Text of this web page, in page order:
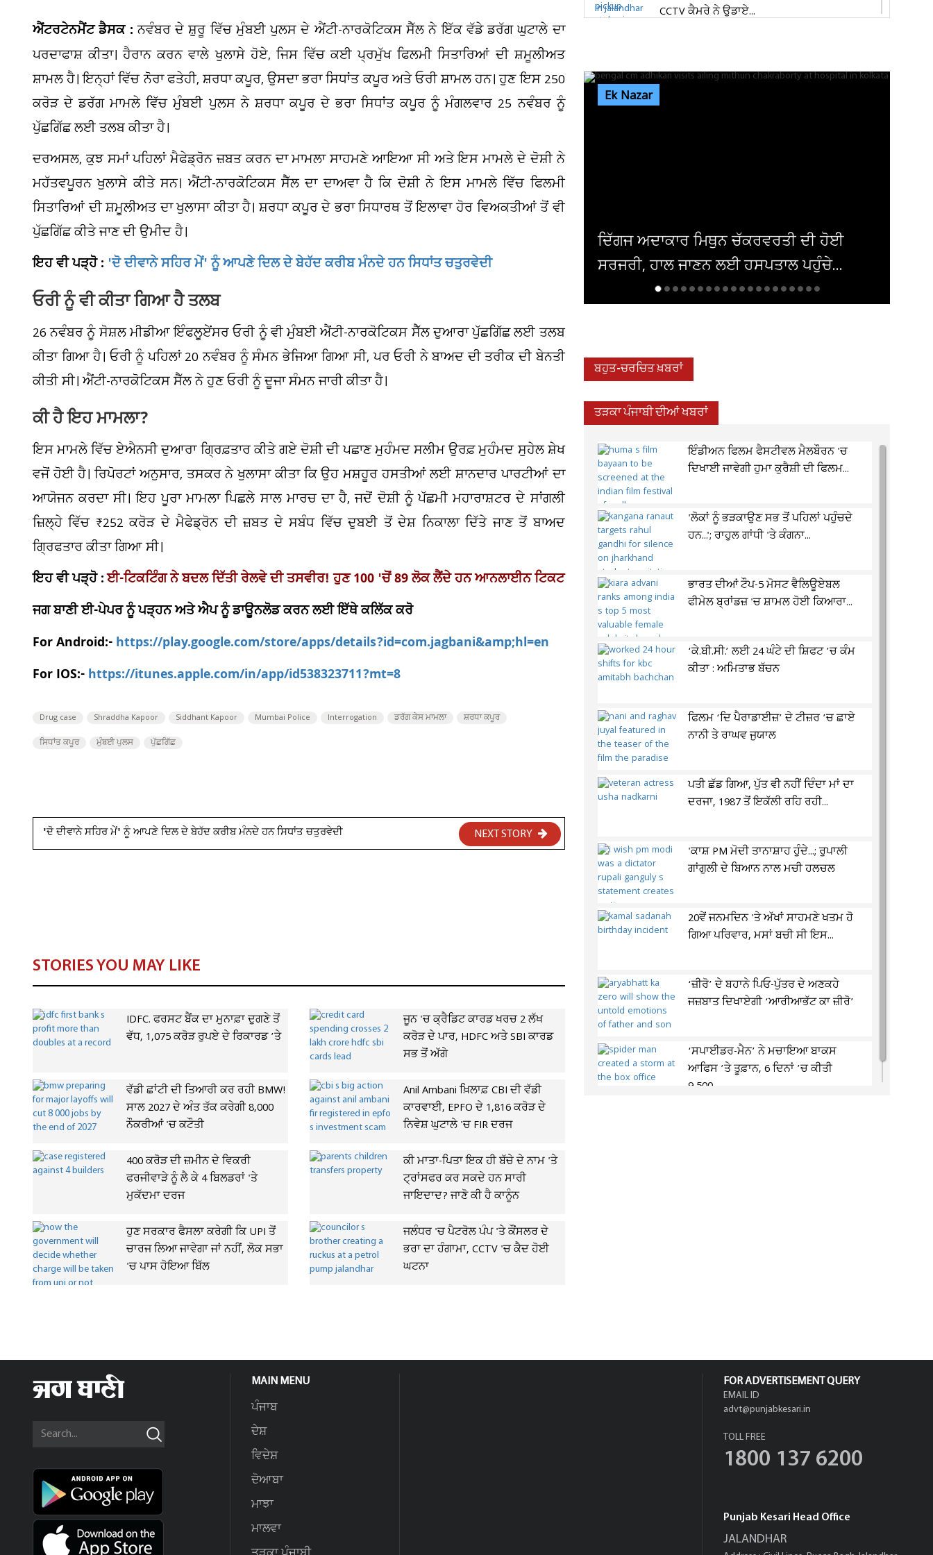
ਐਂਟਰਟੇਨਮੈਂਟ ਡੈਸਕ : ਨਵੰਬਰ ਦੇ ਸ਼ੁਰੂ ਵਿੱਚ ਮੁੰਬਈ ਪੁਲਸ ਦੇ ਐਂਟੀ-ਨਾਰਕੋਟਿਕਸ ਸੈੱਲ ਨੇ ਇੱਕ ਵੱਡੇ ਡਰੱਗ ਘੁਟਾਲੇ ਦਾ
ਪਰਦਾਫਾਸ਼ ਕੀਤਾ। ਹੈਰਾਨ ਕਰਨ ਵਾਲੇ ਖੁਲਾਸੇ ਹੋਏ, ਜਿਸ ਵਿੱਚ ਕਈ ਪ੍ਰਮੁੱਖ ਫਿਲਮੀ ਸਿਤਾਰਿਆਂ ਦੀ ਸ਼ਮੂਲੀਅਤ
ਸ਼ਾਮਲ ਹੈ। ਇਨ੍ਹਾਂ ਵਿੱਚ ਨੋਰਾ ਫਤੇਹੀ, ਸ਼ਰਧਾ ਕਪੂਰ, ਉਸਦਾ ਭਰਾ ਸਿਧਾਂਤ ਕਪੂਰ ਅਤੇ ਓਰੀ ਸ਼ਾਮਲ ਹਨ। ਹੁਣ ਇਸ 250
ਕਰੋੜ ਦੇ ਡਰੱਗ ਮਾਮਲੇ ਵਿੱਚ ਮੁੰਬਈ ਪੁਲਸ ਨੇ ਸ਼ਰਧਾ ਕਪੂਰ ਦੇ ਭਰਾ ਸਿਧਾਂਤ ਕਪੂਰ ਨੂੰ ਮੰਗਲਵਾਰ 25 ਨਵੰਬਰ ਨੂੰ
ਪੁੱਛਗਿੱਛ ਲਈ ਤਲਬ ਕੀਤਾ ਹੈ।
ਦਰਅਸਲ, ਕੁਝ ਸਮਾਂ ਪਹਿਲਾਂ ਮੈਫੇਡ੍ਰੋਨ ਜ਼ਬਤ ਕਰਨ ਦਾ ਮਾਮਲਾ ਸਾਹਮਣੇ ਆਇਆ ਸੀ ਅਤੇ ਇਸ ਮਾਮਲੇ ਦੇ ਦੋਸ਼ੀ ਨੇ
ਮਹੱਤਵਪੂਰਨ ਖੁਲਾਸੇ ਕੀਤੇ ਸਨ। ਐਂਟੀ-ਨਾਰਕੋਟਿਕਸ ਸੈੱਲ ਦਾ ਦਾਅਵਾ ਹੈ ਕਿ ਦੋਸ਼ੀ ਨੇ ਇਸ ਮਾਮਲੇ ਵਿੱਚ ਫਿਲਮੀ
ਸਿਤਾਰਿਆਂ ਦੀ ਸ਼ਮੂਲੀਅਤ ਦਾ ਖੁਲਾਸਾ ਕੀਤਾ ਹੈ। ਸ਼ਰਧਾ ਕਪੂਰ ਦੇ ਭਰਾ ਸਿਧਾਰਥ ਤੋਂ ਇਲਾਵਾ ਹੋਰ ਵਿਅਕਤੀਆਂ ਤੋਂ ਵੀ
ਪੁੱਛਗਿੱਛ ਕੀਤੇ ਜਾਣ ਦੀ ਉਮੀਦ ਹੈ।
ਇਹ ਵੀ ਪੜ੍ਹੋ : 'ਦੋ ਦੀਵਾਨੇ ਸਹਿਰ ਮੇਂ' ਨੂੰ ਆਪਣੇ ਦਿਲ ਦੇ ਬੇਹੱਦ ਕਰੀਬ ਮੰਨਦੇ ਹਨ ਸਿਧਾਂਤ ਚਤੁਰਵੇਦੀ
ਓਰੀ ਨੂੰ ਵੀ ਕੀਤਾ ਗਿਆ ਹੈ ਤਲਬ
26 ਨਵੰਬਰ ਨੂੰ ਸੋਸ਼ਲ ਮੀਡੀਆ ਇੰਫਲੂਏਂਸਰ ਓਰੀ ਨੂੰ ਵੀ ਮੁੰਬਈ ਐਂਟੀ-ਨਾਰਕੋਟਿਕਸ ਸੈੱਲ ਦੁਆਰਾ ਪੁੱਛਗਿੱਛ ਲਈ ਤਲਬ
ਕੀਤਾ ਗਿਆ ਹੈ। ਓਰੀ ਨੂੰ ਪਹਿਲਾਂ 20 ਨਵੰਬਰ ਨੂੰ ਸੰਮਨ ਭੇਜਿਆ ਗਿਆ ਸੀ, ਪਰ ਓਰੀ ਨੇ ਬਾਅਦ ਦੀ ਤਰੀਕ ਦੀ ਬੇਨਤੀ
ਕੀਤੀ ਸੀ। ਐਂਟੀ-ਨਾਰਕੋਟਿਕਸ ਸੈੱਲ ਨੇ ਹੁਣ ਓਰੀ ਨੂੰ ਦੂਜਾ ਸੰਮਨ ਜਾਰੀ ਕੀਤਾ ਹੈ।
ਕੀ ਹੈ ਇਹ ਮਾਮਲਾ?
ਇਸ ਮਾਮਲੇ ਵਿੱਚ ਏਐਨਸੀ ਦੁਆਰਾ ਗ੍ਰਿਫ਼ਤਾਰ ਕੀਤੇ ਗਏ ਦੋਸ਼ੀ ਦੀ ਪਛਾਣ ਮੁਹੰਮਦ ਸਲੀਮ ਉਰਫ਼ ਮੁਹੰਮਦ ਸੁਹੇਲ ਸ਼ੇਖ
ਵਜੋਂ ਹੋਈ ਹੈ। ਰਿਪੋਰਟਾਂ ਅਨੁਸਾਰ, ਤਸਕਰ ਨੇ ਖੁਲਾਸਾ ਕੀਤਾ ਕਿ ਉਹ ਮਸ਼ਹੂਰ ਹਸਤੀਆਂ ਲਈ ਸ਼ਾਨਦਾਰ ਪਾਰਟੀਆਂ ਦਾ
ਆਯੋਜਨ ਕਰਦਾ ਸੀ। ਇਹ ਪੂਰਾ ਮਾਮਲਾ ਪਿਛਲੇ ਸਾਲ ਮਾਰਚ ਦਾ ਹੈ, ਜਦੋਂ ਦੋਸ਼ੀ ਨੂੰ ਪੱਛਮੀ ਮਹਾਰਾਸ਼ਟਰ ਦੇ ਸਾਂਗਲੀ
ਜ਼ਿਲ੍ਹੇ ਵਿੱਚ ₹252 ਕਰੋੜ ਦੇ ਮੈਫੇਡ੍ਰੋਨ ਦੀ ਜ਼ਬਤ ਦੇ ਸਬੰਧ ਵਿੱਚ ਦੁਬਈ ਤੋਂ ਦੇਸ਼ ਨਿਕਾਲਾ ਦਿੱਤੇ ਜਾਣ ਤੋਂ ਬਾਅਦ
ਗ੍ਰਿਫਤਾਰ ਕੀਤਾ ਗਿਆ ਸੀ।
ਇਹ ਵੀ ਪੜ੍ਹੋ:ਈ-ਟਿਕਟਿੰਗ ਨੇ ਬਦਲ ਦਿੱਤੀ ਰੇਲਵੇ ਦੀ ਤਸਵੀਰ!ਹੁਣ 100 'ਚੋਂ 89ਲੋਕ ਲੈਂਦੇ ਹਨ ਆਨਲਾਈਨ ਟਿਕਟ
ਜਗ ਬਾਣੀ ਈ-ਪੇਪਰ ਨੂੰ ਪੜ੍ਹਨ ਅਤੇ ਐਪ ਨੂੰ ਡਾਊਨਲੋਡ ਕਰਨ ਲਈ ਇੱਥੇ ਕਲਿੱਕ ਕਰੋ
For Android:-https://play.google.com/store/apps/details?id=com.jagbani&amp;hl=en
For IOS:-https://itunes.apple.com/in/app/id538323711?mt=8
Drug case Shraddha Kapoor Siddhant Kapoor Mumbai Police Interrogation ਡਰੱਗ ਕੇਸ ਮਾਮਲਾ ਸ਼ਰਧਾ ਕਪੂਰ
ਸਿਧਾਂਤ ਕਪੂਰ ਮੁੰਬਈ ਪੁਲਸ ਪੁੱਛਗਿੱਛ
'ਦੋ ਦੀਵਾਨੇ ਸਹਿਰ ਮੇਂ' ਨੂੰ ਆਪਣੇ ਦਿਲ ਦੇ ਬੇਹੱਦ ਕਰੀਬ ਮੰਨਦੇ ਹਨ ਸਿਧਾਂਤ ਚਤੁਰਵੇਦੀ NEXT STORY
STORIES YOU MAY LIKE
IDFC. ਫਰਸਟ ਬੈਂਕ ਦਾ ਮੁਨਾਫ਼ਾ ਦੁਗਣੇ ਤੋਂ
ਵੱਧ, 1,075 ਕਰੋੜ ਰੁਪਏ ਦੇ ਰਿਕਾਰਡ ’ਤੇ
ਜੂਨ 'ਚ ਕ੍ਰੈਡਿਟ ਕਾਰਡ ਖਰਚ 2 ਲੱਖ
ਕਰੋੜ ਦੇ ਪਾਰ, HDFC ਅਤੇ SBI ਕਾਰਡ
ਸਭ ਤੋਂ ਅੱਗੇ
ਵੱਡੀ ਛਾਂਟੀ ਦੀ ਤਿਆਰੀ ਕਰ ਰਹੀ BMW!
ਸਾਲ 2027 ਦੇ ਅੰਤ ਤੱਕ ਕਰੇਗੀ 8,000
ਨੌਕਰੀਆਂ 'ਚ ਕਟੌਤੀ
Anil Ambani ਖ਼ਿਲਾਫ਼ CBI ਦੀ ਵੱਡੀ
ਕਾਰਵਾਈ, EPFO ਦੇ 1,816 ਕਰੋੜ ਦੇ
ਨਿਵੇਸ਼ ਘੁਟਾਲੇ 'ਚ FIR ਦਰਜ
400 ਕਰੋੜ ਦੀ ਜ਼ਮੀਨ ਦੇ ਵਿਕਰੀ
ਫਰਜੀਵਾੜੇ ਨੂੰ ਲੈ ਕੇ 4 ਬਿਲਡਰਾਂ 'ਤੇ
ਮੁਕੱਦਮਾ ਦਰਜ
ਕੀ ਮਾਤਾ-ਪਿਤਾ ਇਕ ਹੀ ਬੱਚੇ ਦੇ ਨਾਮ 'ਤੇ
ਟ੍ਰਾਂਸਫਰ ਕਰ ਸਕਦੇ ਹਨ ਸਾਰੀ
ਜਾਇਦਾਦ? ਜਾਣੋ ਕੀ ਹੈ ਕਾਨੂੰਨ
ਹੁਣ ਸਰਕਾਰ ਫੈਸਲਾ ਕਰੇਗੀ ਕਿ UPI ਤੋਂ
ਚਾਰਜ ਲਿਆ ਜਾਵੇਗਾ ਜਾਂ ਨਹੀਂ, ਲੋਕ ਸਭਾ
'ਚ ਪਾਸ ਹੋਇਆ ਬਿੱਲ
ਜਲੰਧਰ 'ਚ ਪੈਟਰੋਲ ਪੰਪ 'ਤੇ ਕੌਂਸਲਰ ਦੇ
ਭਰਾ ਦਾ ਹੰਗਾਮਾ, CCTV 'ਚ ਕੈਦ ਹੋਈ
ਘਟਨਾ
CCTV ਕੈਮਰੇ ਨੇ ਉਡਾਏ...
Ek Nazar
ਸਰਜਰੀ, ਹਾਲ ਜਾਣਨ ਲਈ ਹਸਪਤਾਲ ਪਹੁੰਚੇ...
ਦਮਿਸ਼ਕ 'ਚ ਬੰਬ ਧਮਾਕਾ, 14 ਲੋਕ ਜ਼ਖਮੀ
ਬਹੁਤ-ਚਰਚਿਤ ਖ਼ਬਰਾਂ
ਤੜਕਾ ਪੰਜਾਬੀ ਦੀਆਂ ਖਬਰਾਂ
ਇੰਡੀਅਨ ਫਿਲਮ ਫੈਸਟੀਵਲ ਮੈਲਬੌਰਨ 'ਚ
ਦਿਖਾਈ ਜਾਵੇਗੀ ਹੁਮਾ ਕੁਰੈਸ਼ੀ ਦੀ ਫਿਲਮ...
'ਲੋਕਾਂ ਨੂੰ ਭੜਕਾਉਣ ਸਭ ਤੋਂ ਪਹਿਲਾਂ ਪਹੁੰਚਦੇ
ਹਨ...'; ਰਾਹੁਲ ਗਾਂਧੀ 'ਤੇ ਕੰਗਨਾ...
ਭਾਰਤ ਦੀਆਂ ਟੌਪ-5 ਮੋਸਟ ਵੈਲਿਊਏਬਲ
ਫੀਮੇਲ ਬ੍ਰਾਂਡਜ਼ 'ਚ ਸ਼ਾਮਲ ਹੋਈ ਕਿਆਰਾ...
‘ਕੇ.ਬੀ.ਸੀ.’ ਲਈ 24 ਘੰਟੇ ਦੀ ਸ਼ਿਫਟ ’ਚ ਕੰਮ
ਕੀਤਾ : ਅਮਿਤਾਭ ਬੱਚਨ
ਫਿਲਮ ‘ਦਿ ਪੈਰਾਡਾਈਜ਼’ ਦੇ ਟੀਜ਼ਰ ’ਚ ਛਾਏ
ਨਾਨੀ ਤੇ ਰਾਘਵ ਜੁਯਾਲ
ਪਤੀ ਛੱਡ ਗਿਆ, ਪੁੱਤ ਵੀ ਨਹੀਂ ਦਿੰਦਾ ਮਾਂ ਦਾ
ਦਰਜਾ, 1987 ਤੋਂ ਇਕੱਲੀ ਰਹਿ ਰਹੀ...
'ਕਾਸ਼ PM ਮੋਦੀ ਤਾਨਾਸ਼ਾਹ ਹੁੰਦੇ...; ਰੁਪਾਲੀ
ਗਾਂਗੁਲੀ ਦੇ ਬਿਆਨ ਨਾਲ ਮਚੀ ਹਲਚਲ
20ਵੇਂ ਜਨਮਦਿਨ 'ਤੇ ਅੱਖਾਂ ਸਾਹਮਣੇ ਖਤਮ ਹੋ
ਗਿਆ ਪਰਿਵਾਰ, ਮਸਾਂ ਬਚੀ ਸੀ ਇਸ...
‘ਜ਼ੀਰੋ’ ਦੇ ਬਹਾਨੇ ਪਿਓ-ਪੁੱਤਰ ਦੇ ਅਣਕਹੇ
ਜਜ਼ਬਾਤ ਦਿਖਾਏਗੀ ‘ਆਰੀਆਭੱਟ ਕਾ ਜ਼ੀਰੋ’
‘ਸਪਾਈਡਰ-ਮੈਨ’ ਨੇ ਮਚਾਇਆ ਬਾਕਸ
ਆਫਿਸ ’ਤੇ ਤੂਫ਼ਾਨ, 6 ਦਿਨਾਂ ’ਚ ਕੀਤੀ
9,500...
MAIN MENU
ਪੰਜਾਬ
ਦੇਸ਼
ਵਿਦੇਸ਼
ਦੋਆਬਾ
ਮਾਝਾ
ਮਾਲਵਾ
FOR ADVERTISEMENT QUERY
EMAIL ID
advt@punjabkesari.in
TOLL FREE
1800 137 6200
Punjab Kesari Head Office
JALANDHAR